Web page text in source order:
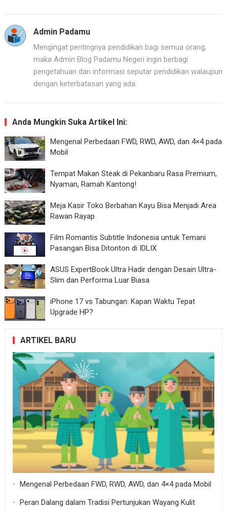
Admin Padamu
Mengingat pentingnya pendidikan bagi semua orang,
maka Admin Blog Padamu Negeri ingin berbagi
pengetahuan dan informasi seputar pendidikan walaupun
dengan keterbatasan yang ada.
Anda Mungkin Suka Artikel Ini:
Mengenal Perbedaan FWD, RWD, AWD, dan 4×4 pada
Mobil
Tempat Makan Steak di Pekanbaru Rasa Premium,
Nyaman, Ramah Kantong!
Meja Kasir Toko Berbahan Kayu Bisa Menjadi Area
Rawan Rayap
Film Romantis Subtitle Indonesia untuk Temani
Pasangan Bisa Ditonton di IDLIX
ASUS ExpertBook Ultra Hadir dengan Desain Ultra-
Slim dan Performa Luar Biasa
iPhone 17 vs Tabungan: Kapan Waktu Tepat
Upgrade HP?
ARTIKEL BARU
Mengenal Perbedaan FWD, RWD, AWD, dan 4×4 pada Mobil
Peran Dalang dalam Tradisi Pertunjukan Wayang Kulit